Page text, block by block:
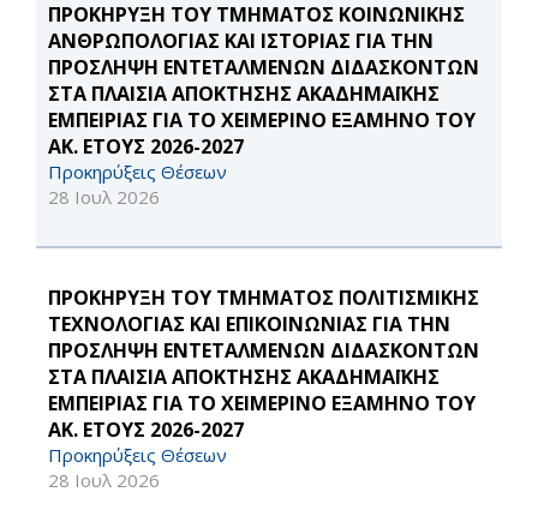
ΠΡΟΚΗΡΥΞΗ ΤΟΥ ΤΜΗΜΑΤΟΣ ΚΟΙΝΩΝΙΚΗΣ
ΑΝΘΡΩΠΟΛΟΓΙΑΣ ΚΑΙ ΙΣΤΟΡΙΑΣ ΓΙΑ ΤΗΝ
ΠΡΟΣΛΗΨΗ ΕΝΤΕΤΑΛΜΕΝΩΝ ΔΙΔΑΣΚΟΝΤΩΝ
ΣΤΑ ΠΛΑΙΣΙΑ ΑΠΟΚΤΗΣΗΣ ΑΚΑΔΗΜΑΪΚΗΣ
ΕΜΠΕΙΡΙΑΣ ΓΙΑ ΤΟ ΧΕΙΜΕΡΙΝΟ ΕΞΑΜΗΝΟ ΤΟΥ
ΑΚ. ΕΤΟΥΣ 2026-2027
Προκηρύξεις Θέσεων
28 Ιουλ 2026
ΠΡΟΚΗΡΥΞΗ ΤΟΥ ΤΜΗΜΑΤΟΣ ΠΟΛΙΤΙΣΜΙΚΗΣ
ΤΕΧΝΟΛΟΓΙΑΣ ΚΑΙ ΕΠΙΚΟΙΝΩΝΙΑΣ ΓΙΑ ΤΗΝ
ΠΡΟΣΛΗΨΗ ΕΝΤΕΤΑΛΜΕΝΩΝ ΔΙΔΑΣΚΟΝΤΩΝ
ΣΤΑ ΠΛΑΙΣΙΑ ΑΠΟΚΤΗΣΗΣ ΑΚΑΔΗΜΑΪΚΗΣ
ΕΜΠΕΙΡΙΑΣ ΓΙΑ ΤΟ ΧΕΙΜΕΡΙΝΟ ΕΞΑΜΗΝΟ ΤΟΥ
ΑΚ. ΕΤΟΥΣ 2026-2027
Προκηρύξεις Θέσεων
28 Ιουλ 2026